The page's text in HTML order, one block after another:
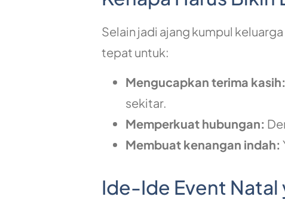
Selain jadi ajang kumpul
tepat untuk:
Mengucapkan terima kasih:
sekitar.
Memperkuat hubungan:
Membuat kenangan indah:
Ide-Ide Event Natal